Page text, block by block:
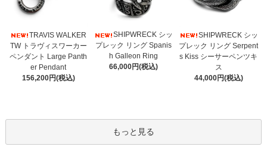
TRAVIS WALKER
TW トラヴィスワーカー
ペンダント Large Panth
er Pendant
156,200円(税込)
SHIPWRECK シッ
プレック リング Spanis
h Galleon Ring
66,000円(税込)
SHIPWRECK シッ
プレック リング Serpent
s Kiss シーサーペンツキ
ス
44,000円(税込)
もっと見る